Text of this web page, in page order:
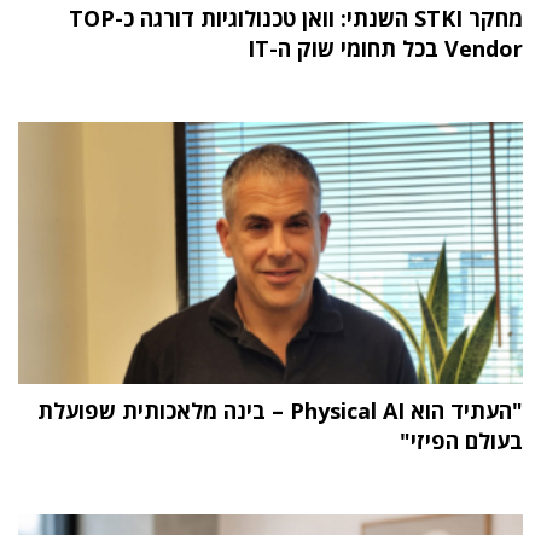
מחקר STKI השנתי: וואן טכנולוגיות דורגה כ-TOP
Vendor בכל תחומי שוק ה-IT
"העתיד הוא Physical AI – בינה מלאכותית שפועלת
בעולם הפיזי"